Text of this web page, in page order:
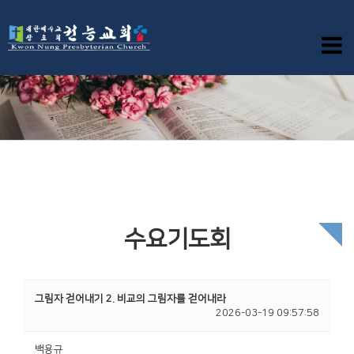
수요기도회
그림자 걷어내기 2. 비교의 그림자를 걷어내라
2026-03-19 09:57:58
백용규